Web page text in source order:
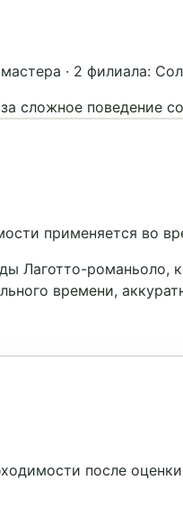
· 2 филиала:
сложное поведение
применяется во
Лаготто-романьоло,
времени,
после